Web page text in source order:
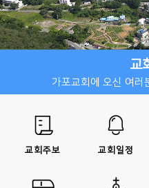
교
가포교회에 오신 여러
교회주보 교회일정